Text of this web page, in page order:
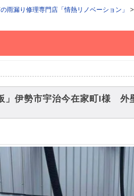
雨漏り修理専門店「情熱リノベーション」
」伊勢市宇治今在家町I様 外